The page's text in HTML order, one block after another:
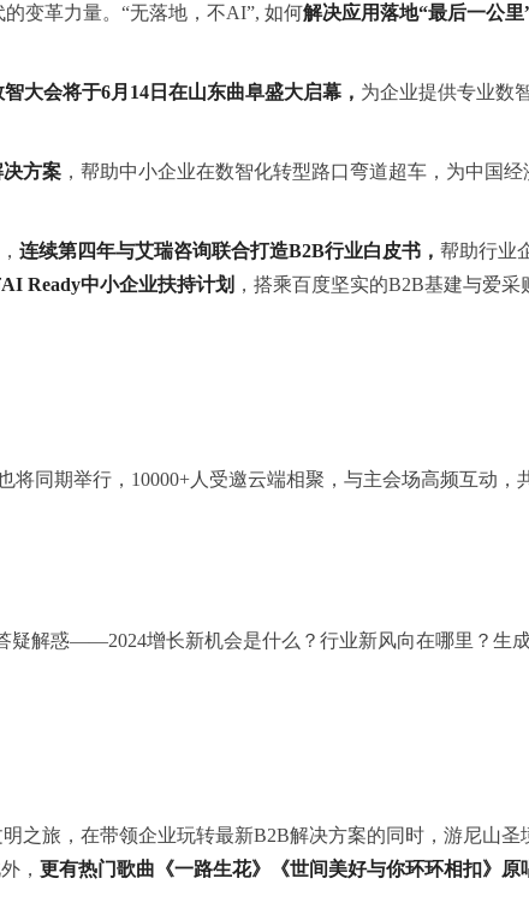
变革力量。“无落地，不AI”, 如何解决应用落地“最后一公里
大会将于6月14日在山东曲阜盛大启幕， 为企业提供专业数
方案 ，帮助中小企业在数智化转型路口弯道超车，为中国
连续第四年与艾瑞咨询联合打造B2B行业白皮书， 帮助行业
Ready中小企业扶持计划 ，搭乘百度坚实的B2B基建与爱
同期举行，10000+人受邀云端相聚，与主会场高频互动，
解惑——2024增长新机会是什么？行业新风向在哪里？生
之旅，在带领企业玩转最新B2B解决方案的同时，游尼山
， 更有热门歌曲《一路生花》《世间美好与你环环相扣》原